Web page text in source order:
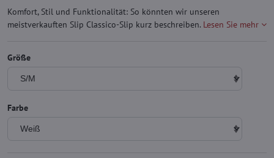
Komfort, Stil und Funktionalität: So könnten wir unseren
meistverkauften Slip Classico-Slip kurz beschreiben. Lesen Sie mehr
Größe
Farbe